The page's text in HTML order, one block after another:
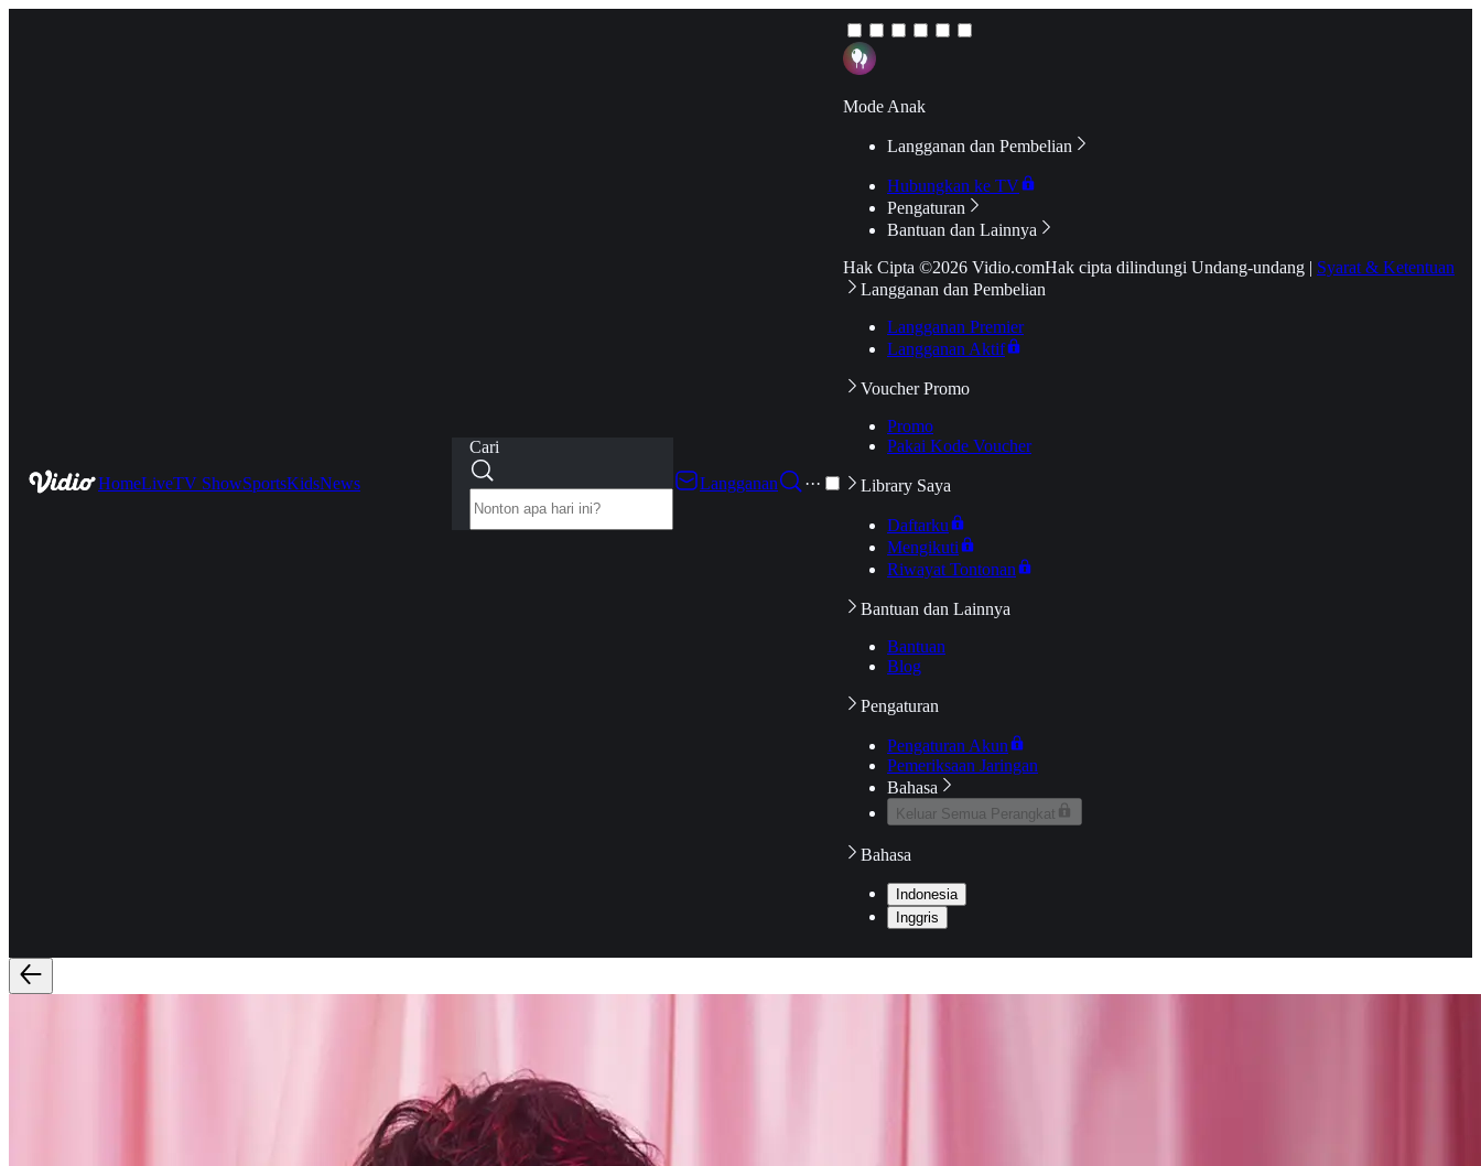
HomeLiveTV ShowSportsKidsNews
Cari
Langganan
···
Mode Anak
Langganan dan Pembelian
Hubungkan ke TV
Pengaturan
Bantuan dan Lainnya
Hak Cipta ©2026 Vidio.comHak cipta dilindungi Undang-undang | Syarat & Ketentuan
Langganan dan Pembelian
Langganan Premier
Langganan Aktif
Voucher Promo
Promo
Pakai Kode Voucher
Library Saya
Daftarku
Mengikuti
Riwayat Tontonan
Bantuan dan Lainnya
Bantuan
Blog
Pengaturan
Pengaturan Akun
Pemeriksaan Jaringan
Bahasa
Keluar Semua Perangkat
Bahasa
Indonesia
Inggris